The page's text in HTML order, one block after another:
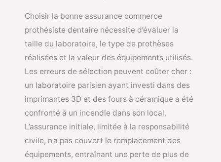
Choisir la bonne assurance commerce
prothésiste dentaire nécessite d’évaluer la
taille du laboratoire, le type de prothèses
réalisées et la valeur des équipements utilisés.
Les erreurs de sélection peuvent coûter cher :
un laboratoire parisien ayant investi dans des
imprimantes 3D et des fours à céramique a été
confronté à un incendie dans son local.
L’assurance initiale, limitée à la responsabilité
civile, n’a pas couvert le remplacement des
équipements, entraînant une perte de plus de